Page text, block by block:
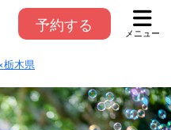
予約する メニュー
栃木県